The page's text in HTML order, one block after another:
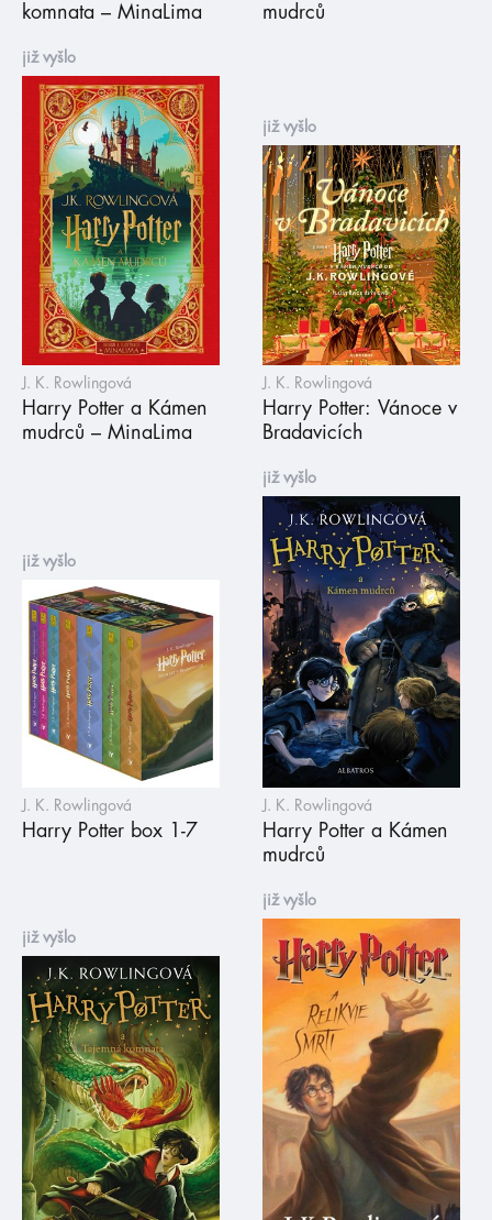
komnata – MinaLima
mudrců
již vyšlo
J. K. Rowlingová
Harry Potter a Kámen
mudrců – MinaLima
již vyšlo
J. K. Rowlingová
Harry Potter: Vánoce v
Bradavicích
již vyšlo
J. K. Rowlingová
Harry Potter box 1-7
již vyšlo
J. K. Rowlingová
Harry Potter a Kámen
mudrců
již vyšlo
již vyšlo